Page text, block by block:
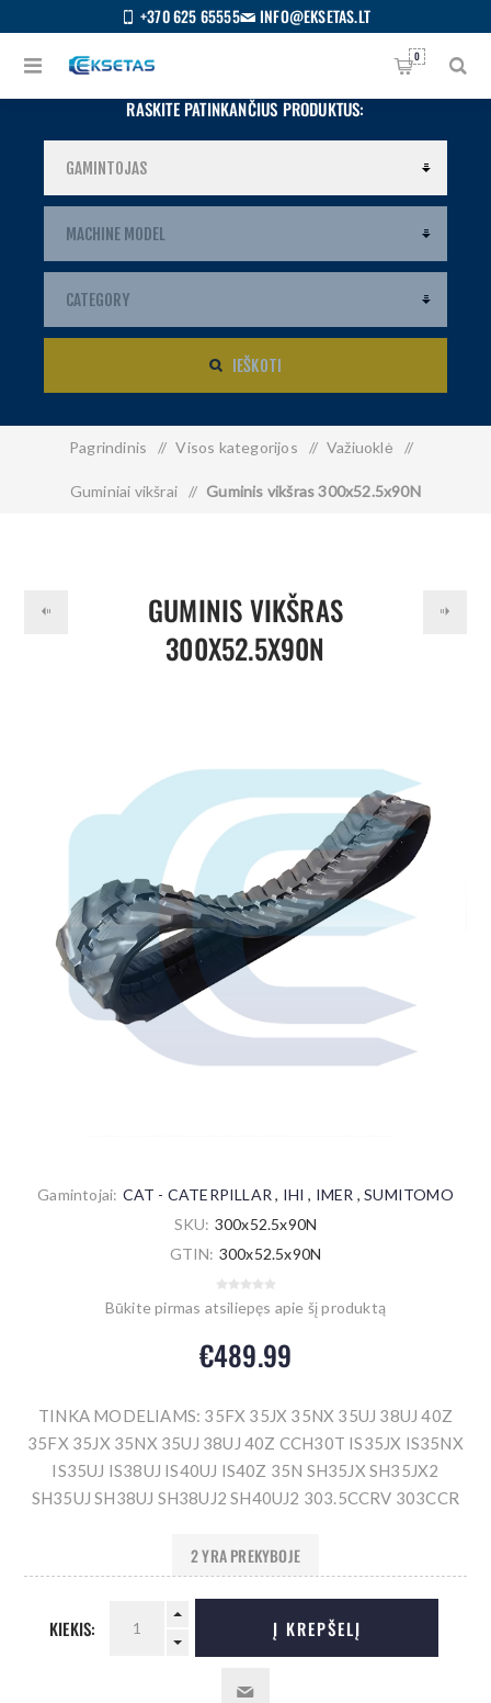
+370 625 65555 INFO@EKSETAS.LT
0
RASKITE PATINKANČIUS PRODUKTUS:
IEŠKOTI
Pagrindinis / Visos kategorijos / Važiuoklė /
Guminiai vikšrai / Guminis vikšras 300x52.5x90N
GUMINIS VIKŠRAS
300X52.5X90N
Gamintojai: CAT - CATERPILLAR , IHI , IMER , SUMITOMO
SKU: 300x52.5x90N
GTIN: 300x52.5x90N
Būkite pirmas atsiliepęs apie šį produktą
€489.99
TINKA MODELIAMS: 35FX 35JX 35NX 35UJ 38UJ 40Z
35FX 35JX 35NX 35UJ 38UJ 40Z CCH30T IS35JX IS35NX
IS35UJ IS38UJ IS40UJ IS40Z 35N SH35JX SH35JX2
SH35UJ SH38UJ SH38UJ2 SH40UJ2 303.5CCRV 303CCR
2 YRA PREKYBOJE
KIEKIS: Į KREPŠELĮ